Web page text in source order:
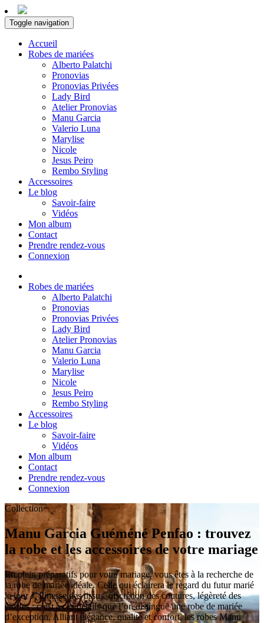
Toggle navigation
Accueil
Robes de mariées
Alberto Palatchi
Pronovias
Pronovias Privées
Lady Bird
Atelier Pronovias
Manu Garcia
Valerio Luna
Marylise
Nicole
Jesus Peiro
Rembo Styling
Accessoires
Le blog
Savoir-faire
Vidéos
Mon album
Contact
Prendre rendez-vous
Connexion
Robes de mariées
Alberto Palatchi
Pronovias
Pronovias Privées
Lady Bird
Atelier Pronovias
Manu Garcia
Valerio Luna
Marylise
Nicole
Jesus Peiro
Rembo Styling
Accessoires
Le blog
Savoir-faire
Vidéos
Mon album
Contact
Prendre rendez-vous
Connexion
Collection
Manu Garcia Guéméné Penfao : trouvez
la robe et les accessoires de votre mariage
En plein préparatifs pour votre mariage, vous êtes à la recherche de
la robe de mariée idéale. Celle qui éclairera le regard du futur marié
le jour J. Finesse des tissus, discrétion des coutures, légèreté des
étoffes : c’est à ces détails que l’on distingue une robe de mariée
d’exception. Alliant élégance, qualité et confort, les robes Manu